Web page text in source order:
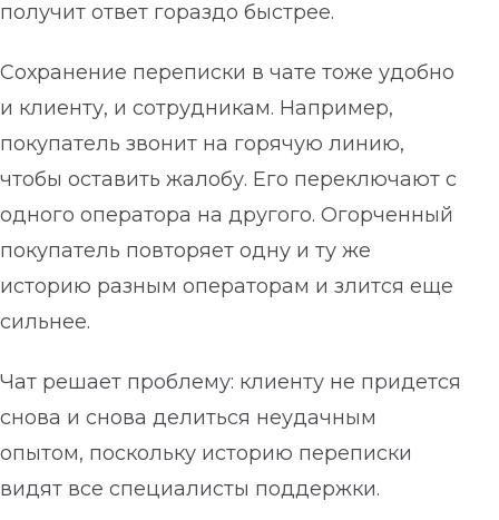
получит ответ гораздо быстрее.
Сохранение переписки в чате тоже удобно
и клиенту, и сотрудникам. Например,
покупатель звонит на горячую линию,
чтобы оставить жалобу. Его переключают с
одного оператора на другого. Огорченный
покупатель повторяет одну и ту же
историю разным операторам и злится еще
сильнее.
Чат решает проблему: клиенту не придется
снова и снова делиться неудачным
опытом, поскольку историю переписки
видят все специалисты поддержки.